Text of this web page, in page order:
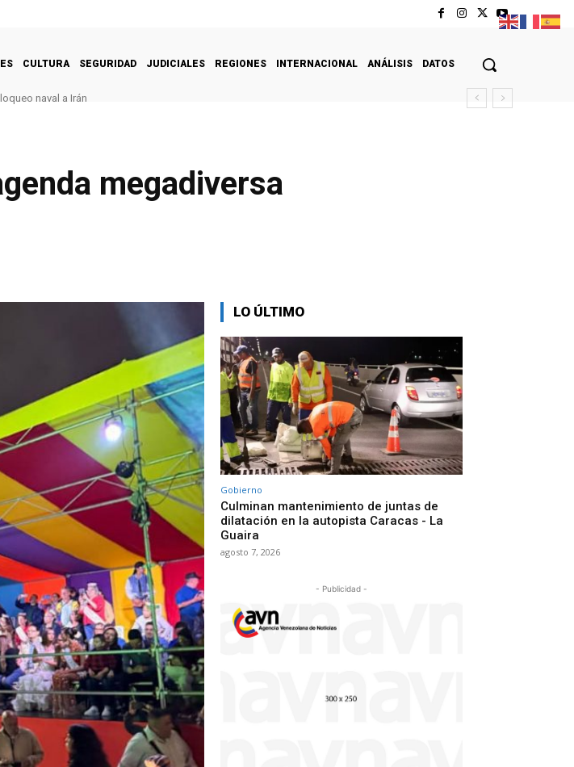
CULTURA SEGURIDAD JUDICIALES REGIONES INTERNACIONAL ANÁLISIS DATOS
naval a Irán
megadiversa
LO ÚLTIMO
Gobierno
Culminan mantenimiento de juntas de
dilatación en la autopista Caracas - La
Guaira
agosto 7, 2026
- Publicidad -